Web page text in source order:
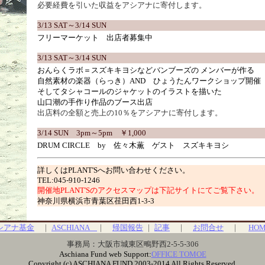
必要経費を引いた収益をアシアナに寄付します。
3/13 SAT～3/14 SUN
フリーマーケット 出店者募集中
3/13 SAT～3/14 SUN
おんらくラボ＝スズキキヨシなどバンブーズの メンバーが作る
自然素材の楽器（らっき）AND ひょうたんワークショップ開催
そしてタシャコールのジャケットのイラストを描いた
山口潮の手作り作品のブース出店
出店料の全額と売上の10％をアシアナに寄付します。
3/14 SUN 3pm～5pm ￥1,000
DRUM CIRCLE by 佐々木薫 ゲスト スズキキヨシ
詳しくはPLANT'Sへお問い合わせください。
TEL:045-910-1246
開催地PLANT'Sのアクセスマップは下記サイトにてご覧下さい。
神奈川県横浜市青葉区荏田西1-3-3
アナ基金 ｜ ASCHIANA ｜ 帰国報告 ｜ 記事 ｜ お問合せ ｜
事務局：大阪市城東区鴫野西2-5-5-306
Aschiana Fund web Support:OFFICE TOMOE